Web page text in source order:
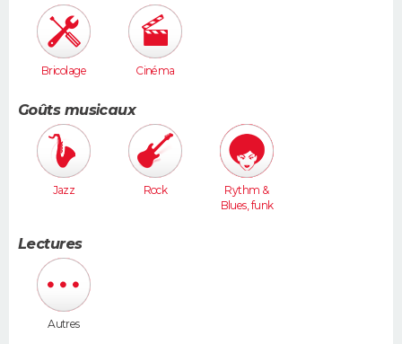
Bricolage Cinéma
Goûts musicaux
Jazz Rock
Rythm &
Blues, funk
Lectures
Autres